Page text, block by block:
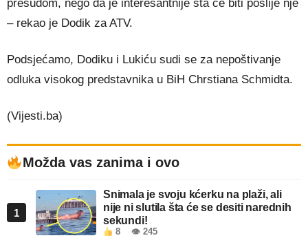
presudom, nego da je interesantnije šta će biti poslije nje
– rekao je Dodik za ATV.
Podsjećamo, Dodiku i Lukiću sudi se za nepoštivanje
odluka visokog predstavnika u BiH Chrstiana Schmidta.
(Vijesti.ba)
Možda vas zanima i ovo
1
Snimala je svoju kćerku na plaži, ali
nije ni slutila šta će se desiti narednih
sekundi!
8 👁 245